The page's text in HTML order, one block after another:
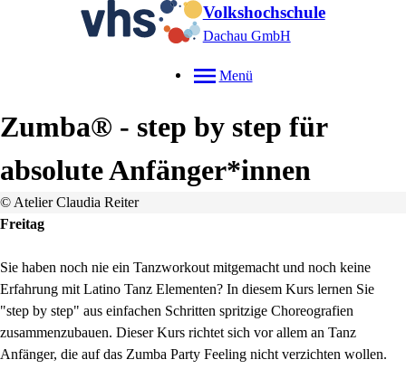
Volkshochschule
Dachau GmbH
Menü
Zumba® - step by step für
absolute Anfänger*innen
© Atelier Claudia Reiter
Freitag
Sie haben noch nie ein Tanzworkout mitgemacht und noch keine
Erfahrung mit Latino Tanz Elementen? In diesem Kurs lernen Sie
"step by step" aus einfachen Schritten spritzige Choreografien
zusammenzubauen. Dieser Kurs richtet sich vor allem an Tanz
Anfänger, die auf das Zumba Party Feeling nicht verzichten wollen.